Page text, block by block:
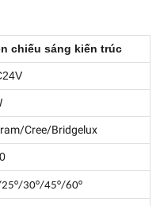
chiếu sáng kiến trúc
Cree/Bridgelux
30°/45°/60°